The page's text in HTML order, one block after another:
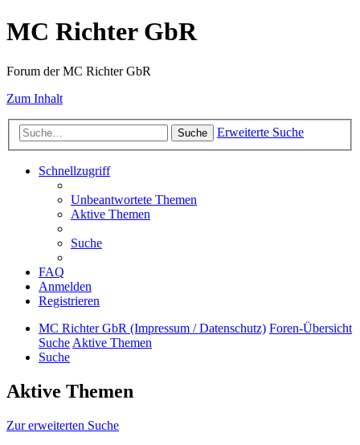
MC Richter GbR
Forum der MC Richter GbR
Zum Inhalt
Suche Erweiterte Suche
Schnellzugriff
Unbeantwortete Themen
Aktive Themen
Suche
FAQ
Anmelden
Registrieren
MC Richter GbR (Impressum / Datenschutz) Foren-Übersicht
SucheAktive Themen
Suche
Aktive Themen
Zur erweiterten Suche